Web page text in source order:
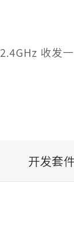
式读写器芯片
收发
开发套